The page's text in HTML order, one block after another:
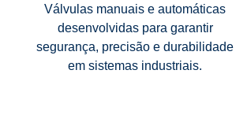
Válvulas manuais e automáticas
desenvolvidas para garantir
segurança, precisão e durabilidade
em sistemas industriais.